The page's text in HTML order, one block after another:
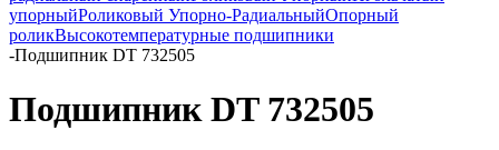
упорныйРоликовый Упорно-РадиальныйОпорный
роликВысокотемпературные подшипники
-Подшипник DT 732505
Подшипник DT 732505